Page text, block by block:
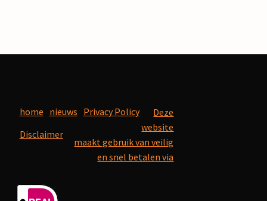
home nieuws Privacy Policy
Disclaimer
Deze
website
maakt gebruik van veilig
en snel betalen via